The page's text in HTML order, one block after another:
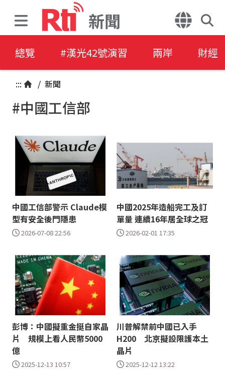
新聞
總覽 #漢光42號演習 兩岸 財經
::: / 新聞
#中國工信部
中國工信部警示 Claude模
型有安全後門隱患
2026-07-08 22:56
中國2025年造船完工及訂
單量 連續16年居全球之冠
2026-02-01 17:35
彭博：中國擬重金挺自家晶
片 規模上看人民幣5000
億
2025-12-13 10:57
川普解禁前中國已入手
H200 北京擬設限護本土
晶片
2025-12-12 13:22